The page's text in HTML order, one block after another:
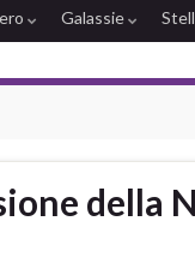
Galassie
della